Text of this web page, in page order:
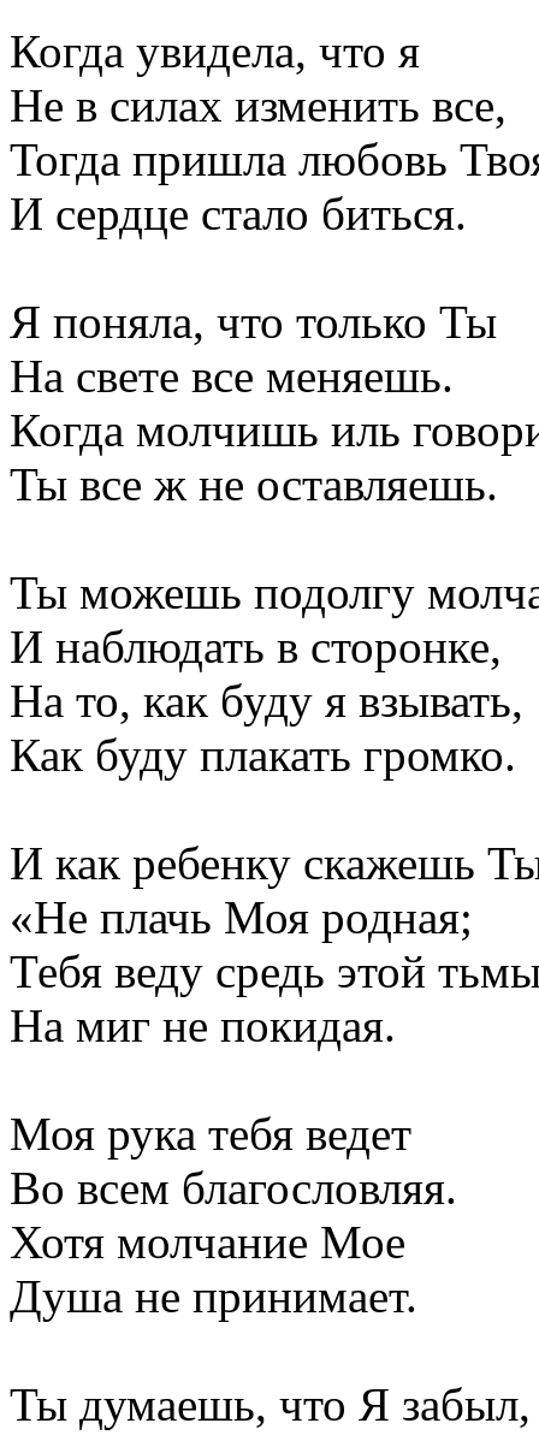
Когда увидела, что я
Не в силах изменить все,
Тогда пришла любовь
И сердце стало биться.
Я поняла, что только Ты
На свете все меняешь.
Когда молчишь иль
Ты все ж не оставляешь.
Ты можешь подолгу
И наблюдать в сторонке,
На то, как буду я взывать,
Как буду плакать громко.
И как ребенку скажешь
«Не плачь Моя родная;
Тебя веду средь этой
На миг не покидая.
Моя рука тебя ведет
Во всем благословляя.
Хотя молчание Мое
Душа не принимает.
Ты думаешь, что Я забыл,